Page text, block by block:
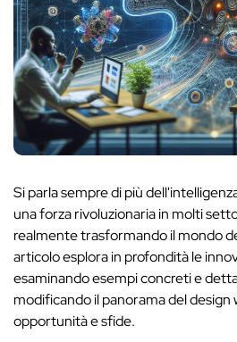
Si parla sempre di più
una forza rivoluzionaria in molti
realmente trasformando il mondo
articolo esplora in profondità le
esaminando esempi concreti e
modificando il panorama del
opportunità e sfide.